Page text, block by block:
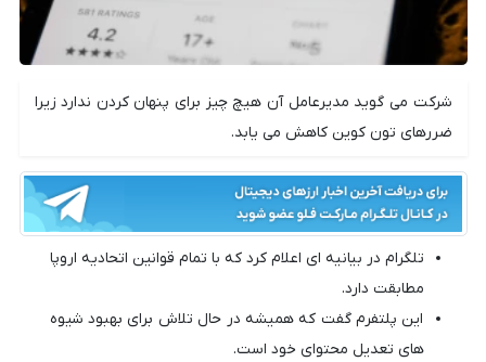
شرکت می گوید مدیرعامل آن هیچ چیز برای پنهان کردن ندارد زیرا
ضررهای تون کوین کاهش می یابد.
تلگرام در بیانیه ای اعلام کرد که با تمام قوانین اتحادیه اروپا
مطابقت دارد.
این پلتفرم گفت که همیشه در حال تلاش برای بهبود شیوه
های تعدیل محتوای خود است.